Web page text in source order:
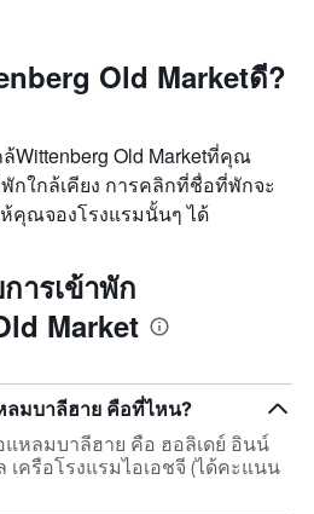
Old Marketดี?
Wittenberg Old Marketที่คุณ
กใกล้เคียง การคลิกที่ชื่อที่พักจะ
คุณจองโรงแรมนั้นๆ ได้
ารเข้าพัก
Market
ลมบาลีฮาย คือที่ไหน?
แหลมบาลีฮาย คือ ฮอลิเดย์ อินน์
เครือโรงแรมไอเอชจี (ได้คะแนน